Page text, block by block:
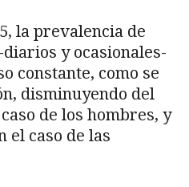
la prevalencia de
y ocasionales-
constante, como se
disminuyendo del
de los hombres, y
el caso de las